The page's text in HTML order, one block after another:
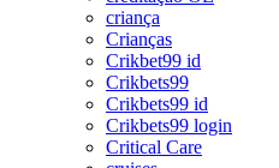
criança
Crianças
Crikbet99 id
Crikbets99
Crikbets99 id
Crikbets99 login
Critical Care